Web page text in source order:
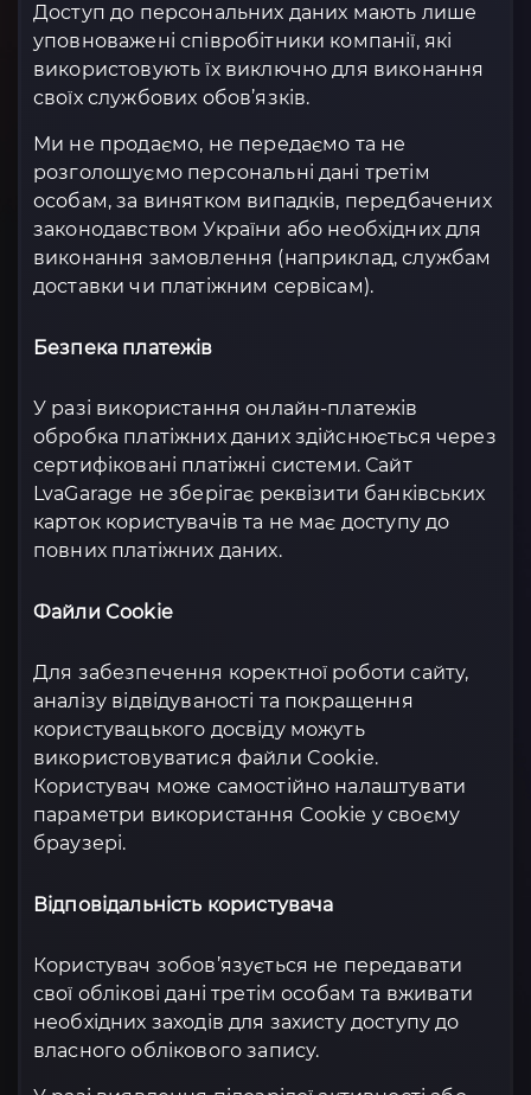
Доступ до персональних даних мають лише
уповноважені співробітники компанії, які
використовують їх виключно для виконання
своїх службових обов’язків.
Ми не продаємо, не передаємо та не
розголошуємо персональні дані третім
особам, за винятком випадків, передбачених
законодавством України або необхідних для
виконання замовлення (наприклад, службам
доставки чи платіжним сервісам).
Безпека платежів
У разі використання онлайн-платежів
обробка платіжних даних здійснюється через
сертифіковані платіжні системи. Сайт
LvaGarage не зберігає реквізити банківських
карток користувачів та не має доступу до
повних платіжних даних.
Файли Cookie
Для забезпечення коректної роботи сайту,
аналізу відвідуваності та покращення
користувацького досвіду можуть
використовуватися файли Cookie.
Користувач може самостійно налаштувати
параметри використання Cookie у своєму
браузері.
Відповідальність користувача
Користувач зобов’язується не передавати
свої облікові дані третім особам та вживати
необхідних заходів для захисту доступу до
власного облікового запису.